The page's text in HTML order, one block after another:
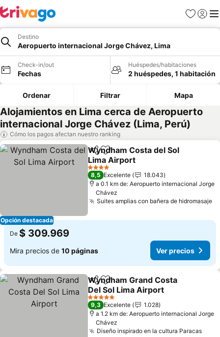
Favoritos
Iniciar
Destino
Aeropuerto internacional Jorge Chávez, Lima
Check-in/out
Fechas
Huéspedes/habitaciones
2 huéspedes, 1 habitación
Ordenar Filtrar Mapa
Alojamientos en Lima cerca de Aeropuerto
internacional Jorge Chávez (Lima, Perú)
Cómo los pagos afectan nuestro ranking
Opción destacada
CompartirAgregar a favoritos
Wyndham Costa del Sol
Lima Airport
4 Estrellas
8,5 Excelente
18.043
a 0.1 km de: Aeropuerto internacional Jorge
Chávez
Suites amplias con bañera de hidromasaje
De $ 309.969
Mira precios de 10 páginas Ver precios
CompartirAgregar a favoritos
Wyndham Grand Costa
Del Sol Lima Airport
5 Estrellas
9,3 Excelente
1.028
a 1.2 km de: Aeropuerto internacional Jorge
Chávez
Diseño inspirado en la cultura Paracas